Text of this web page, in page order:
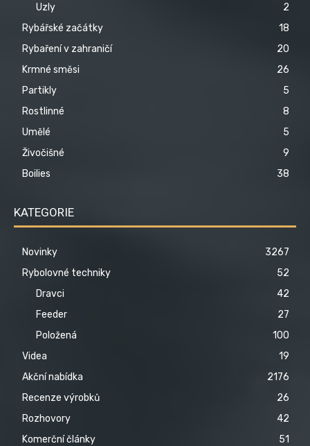
Uzly
2
Rybářské začátky
18
Rybaření v zahraničí
20
Krmné směsi
26
Partikly
5
Rostlinné
8
Umělé
5
Živočišné
9
Boilies
38
KATEGORIE
Novinky
3267
Rybolovné techniky
52
Dravci
42
Feeder
27
Položená
100
Videa
19
Akční nabídka
2176
Recenze výrobků
26
Rozhovory
42
Komerční články
51